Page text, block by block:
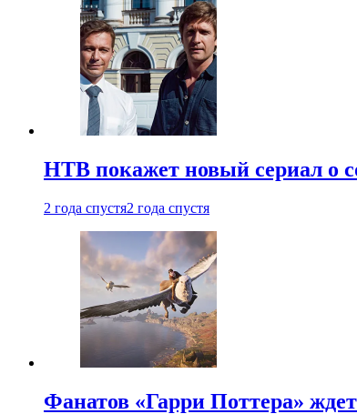
НТВ покажет новый сериал о
2 года спустя2 года спустя
Фанатов «Гарри Поттера»